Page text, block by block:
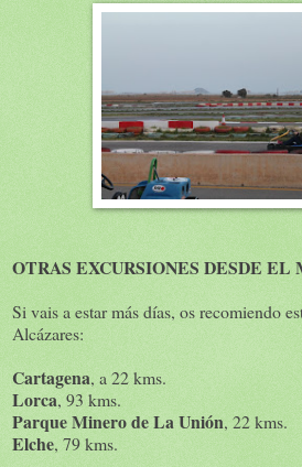
OTRAS EXCURSIONES DESDE EL
Si vais a estar más días, os recomiendo
Alcázares:
Cartagena, a 22 kms.
Lorca, 93 kms.
Parque Minero de La Unión, 22 kms.
Elche, 79 kms.